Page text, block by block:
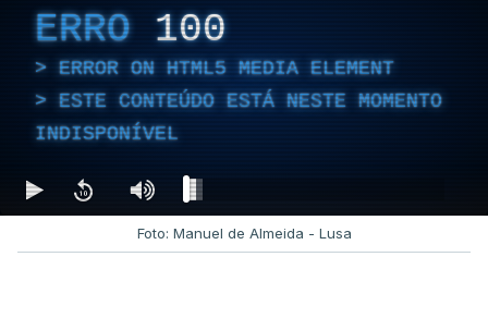
ERRO 100
ERROR ON HTML5 MEDIA ELEMENT
ESTE CONTEÚDO ESTÁ NESTE MOMENTO
INDISPONÍVEL
Foto: Manuel de Almeida - Lusa